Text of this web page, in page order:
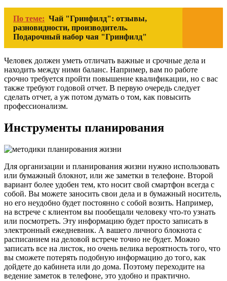
По теме: Чай "Гринфилд": отзывы,
разновидности, производитель.
Подарочный набор чая "Гринфилд"
Человек должен уметь отличать важные и срочные дела и
находить между ними баланс. Например, вам по работе
срочно требуется пройти повышение квалификации, но с вас
также требуют годовой отчет. В первую очередь следует
сделать отчет, а уж потом думать о том, как повысить
профессионализм.
Инструменты планирования
Для организации и планирования жизни нужно использовать
или бумажный блокнот, или же заметки в телефоне. Второй
вариант более удобен тем, кто носит свой смартфон всегда с
собой. Вы можете заносить свои дела и в бумажный носитель,
но его неудобно будет постоянно с собой возить. Например,
на встрече с клиентом вы пообещали человеку что-то узнать
или посмотреть. Эту информацию будет просто записать в
электронный ежедневник. А вашего личного блокнота с
расписанием на деловой встрече точно не будет. Можно
записать все на листок, но очень велика вероятность того, что
вы сможете потерять подобную информацию до того, как
дойдете до кабинета или до дома. Поэтому переходите на
ведение заметок в телефоне, это удобно и практично.